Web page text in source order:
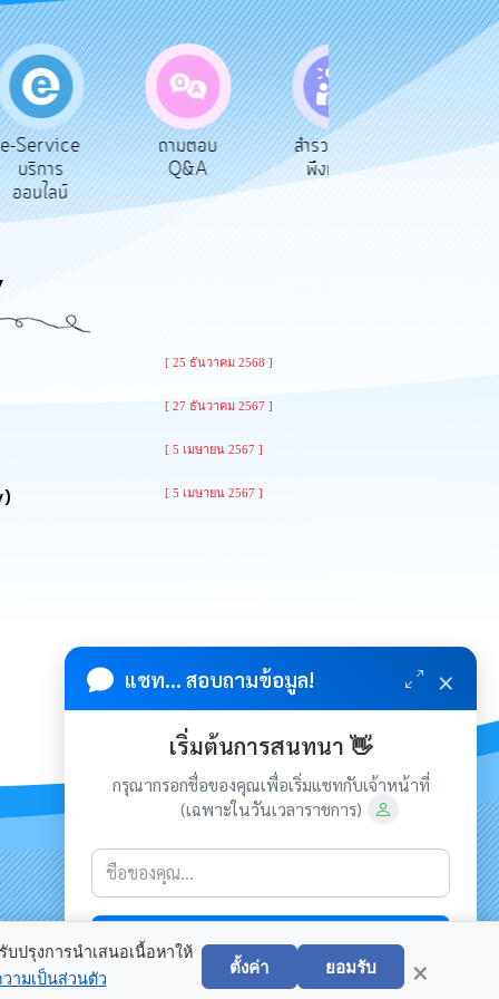
น์
ถามตอบ
Q&A
สำรวจความ
พึงพอใจ
ผู้รับเบีย
[ 25 ธันวาคม 2568 ]
[ 27 ธันวาคม 2567 ]
[ 5 เมษายน 2567 ]
[ 5 เมษายน 2567 ]
ปรุงการนำเสนอเนื้อหาให้
ามเป็นส่วนตัว
ตั้งค่า ยอมรับ ×
เกี่ยวกับเรา ติดต่อเรา
ขสิทธิ์ © 2022-2024 เทศบาลเมืองเดชอุดม. ขอสงวนไว้ซึ่งสิทธิ
ทั้งหมดบนเว็บไซต์นี้. Power byเว็บอุบลดอทคอม
แชท... สอบถามข้อมูล! ×
เริ่มต้นการสนทนา 👋
กรุณากรอกชื่อของคุณเพื่อเริ่มแชทกับเจ้าหน้าที่
(เฉพาะในวันเวลาราชการ)